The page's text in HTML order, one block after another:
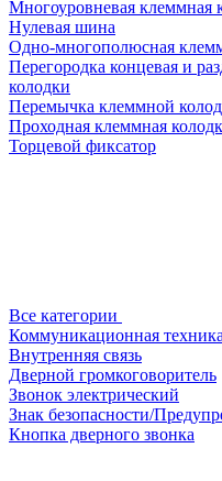
Многоуровневая клеммная
Нулевая шина
Одно-многополюсная
Перегородка концевая и
колодки
Перемычка клеммной
Проходная клеммная
Торцевой фиксатор
Все категории
Коммуникационная
Внутренняя связь
Дверной громкоговоритель
Звонок электрический
Знак безопасности/
Кнопка дверного звонка